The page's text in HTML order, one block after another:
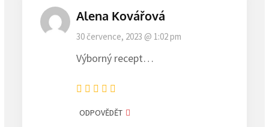
Alena Kovářová
30 července, 2023 @ 1:02 pm
Výborný recept…
ODPOVĚDĚT